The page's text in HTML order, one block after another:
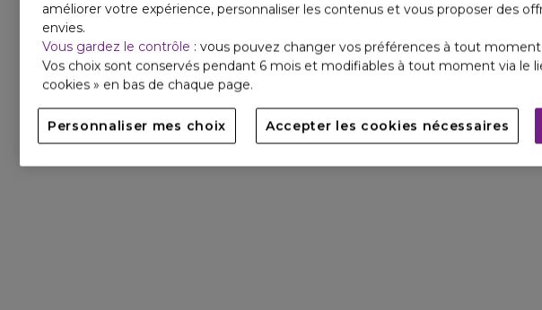
améliorer votre expérience, personnaliser les contenus et vous proposer des
envies.
Vous gardez le contrôle : vous pouvez changer vos préférences à tout moment.
Vos choix sont conservés pendant 6 mois et modifiables à tout moment via le
cookies » en bas de chaque page.
Personnaliser mes choix Accepter les cookies nécessaires